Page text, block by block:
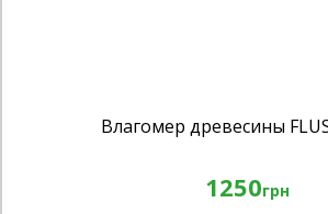
Влагомер древесины
1250грн